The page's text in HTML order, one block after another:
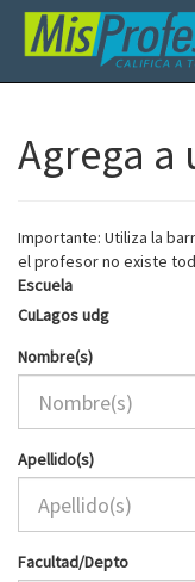
Agrega a
Importante: Utiliza la
el profesor no existe
Escuela
CuLagos udg
Nombre(s)
Apellido(s)
Facultad/Depto